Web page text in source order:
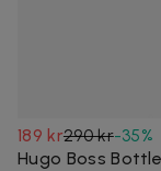
189 kr290 kr-35%
Hugo Boss